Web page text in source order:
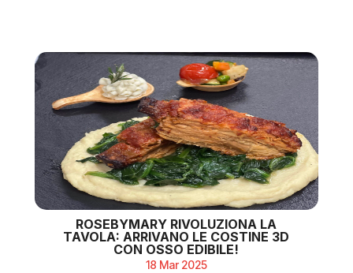
ROSEBYMARY RIVOLUZIONA LA
TAVOLA: ARRIVANO LE COSTINE 3D
CON OSSO EDIBILE!
18 Mar 2025